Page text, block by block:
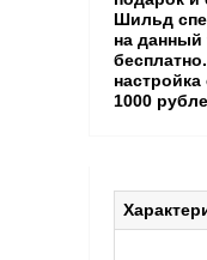
Шильд
на данный
1000